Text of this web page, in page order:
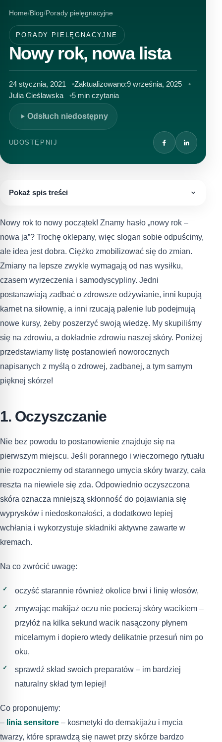
Home Blog Porady pielęgnacyjne
PORADY PIELĘGNACYJNE
Nowy rok, nowa lista
24 stycznia, 2021 Zaktualizowano:9 września, 2025
Julia Cieślawska
5 min czytania
Odsłuch niedostępny
UDOSTĘPNIJ
Pokaż spis treści
Nowy rok to nowy początek! Znamy hasło „nowy rok –
nowa ja”? Trochę oklepany, więc slogan sobie odpuścimy,
ale idea jest dobra. Ciężko zmobilizować się do zmian.
Zmiany na lepsze zwykle wymagają od nas wysiłku,
czasem wyrzeczenia i samodyscypliny. Jedni
postanawiają zadbać o zdrowsze odżywianie, inni kupują
karnet na siłownię, a inni rzucają palenie lub podejmują
nowe kursy, żeby poszerzyć swoją wiedzę. My skupiliśmy
się na zdrowiu, a dokładnie zdrowiu naszej skóry. Poniżej
przedstawiamy listę postanowień noworocznych
napisanych z myślą o zdrowej, zadbanej, a tym samym
pięknej skórze!
1. Oczyszczanie
Nie bez powodu to postanowienie znajduje się na
pierwszym miejscu. Jeśli porannego i wieczornego rytuału
nie rozpoczniemy od starannego umycia skóry twarzy, cała
reszta na niewiele się zda. Odpowiednio oczyszczona
skóra oznacza mniejszą skłonność do pojawiania się
wyprysków i niedoskonałości, a dodatkowo lepiej
wchłania i wykorzystuje składniki aktywne zawarte w
kremach.
Na co zwrócić uwagę:
oczyść starannie również okolice brwi i linię włosów,
zmywając makijaż oczu nie pocieraj skóry wacikiem –
przyłóż na kilka sekund wacik nasączony płynem
micelarnym i dopiero wtedy delikatnie przesuń nim po
oku,
sprawdź skład swoich preparatów – im bardziej
naturalny skład tym lepiej!
Co proponujemy:
– linia sensitore – kosmetyki do demakijażu i mycia
twarzy, które sprawdzą się nawet przy skórze bardzo